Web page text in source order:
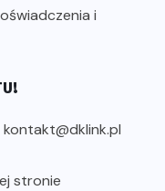
i
stronie